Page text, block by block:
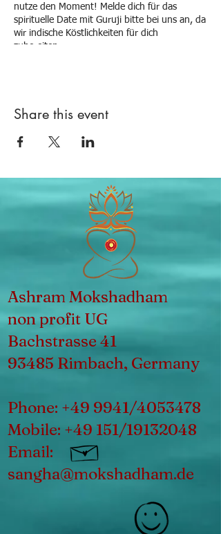
nutze den Moment! Melde dich für das
spirituelle Date mit Guruji bitte bei uns an, da
wir indische Köstlichkeiten für dich
zubereiten.
Share this event
Ashram Mokshadham
non profit UG
Bachstrasse 41
93485 Rimbach, Germany
Phone: +49 9941/4053478
Mobile: +49 151/19132048
Email:
sangha@mokshadham.de